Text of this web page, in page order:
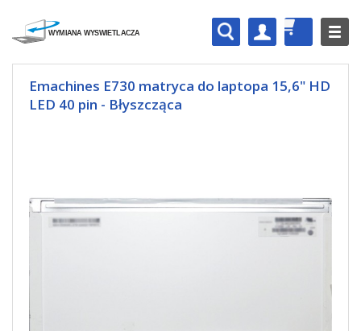
Emachines E730 matryca do laptopa 15,6" HD
LED 40 pin - Błyszcząca